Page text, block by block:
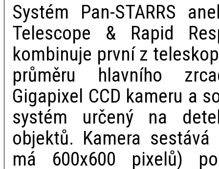
Systém Pan-STARRS
Telescope & Rapid
kombinuje první z
průměru hlavního
Gigapixel CCD kameru a
systém určený na
objektů. Kamera
má 600x600 pixelů)